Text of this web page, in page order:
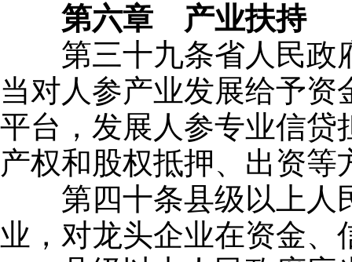
第六章 产业扶持
第三十九条省人民政
当对人参产业发展给予
平台，发展人参专业信贷
产权和股权抵押、出资等
第四十条县级以上人
业，对龙头企业在资金